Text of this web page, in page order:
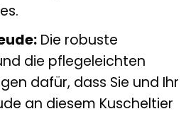
Die robuste
die pflegeleichten
dafür, dass Sie und Ihr
an diesem Kuscheltier